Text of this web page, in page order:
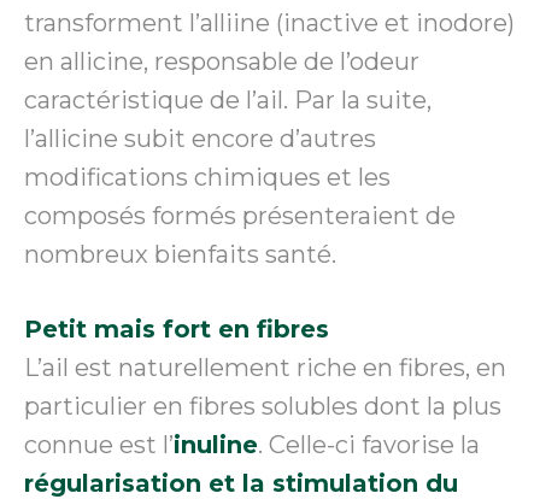
transforment l’alliine (inactive et inodore)
en allicine, responsable de l’odeur
caractéristique de l’ail. Par la suite,
l’allicine subit encore d’autres
modifications chimiques et les
composés formés présenteraient de
nombreux bienfaits santé.
Petit mais fort en fibres
L’ail est naturellement riche en fibres, en
particulier en fibres solubles dont la plus
connue est l’inuline. Celle-ci favorise la
régularisation et la stimulation du